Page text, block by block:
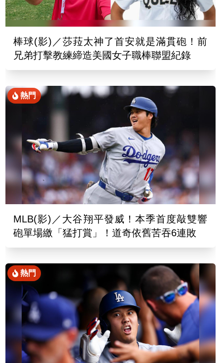
棒球(影)／莎菈太神了首安就是滿貫砲！前
兄弟打擊教練締造美國女子職棒聯盟紀錄
熱門
MLB(影)／大谷翔平發威！本季首度敲雙響
砲單場繳「猛打賞」！道奇依舊苦吞6連敗
熱門